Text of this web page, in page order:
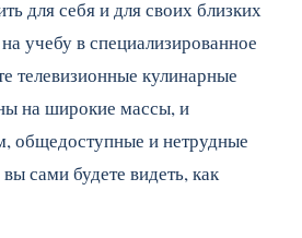
для себя и для своих близких
учебу в специализированное
телевизионные кулинарные
на широкие массы, и
общедоступные и нетрудные
сами будете видеть, как